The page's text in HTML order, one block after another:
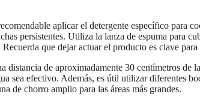
aplicar el detergente específico para
persistentes. Utiliza la lanza de espuma para
que dejar actuar el producto es clave
distancia de aproximadamente 30 centímetros de
sea efectivo. Además, es útil utilizar diferentes
de chorro amplio para las áreas más grandes.